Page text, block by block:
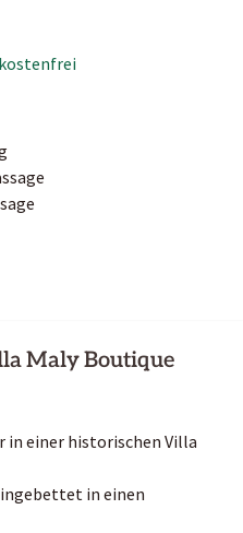
kostenfrei
Maly Boutique
in einer historischen Villa
in einen